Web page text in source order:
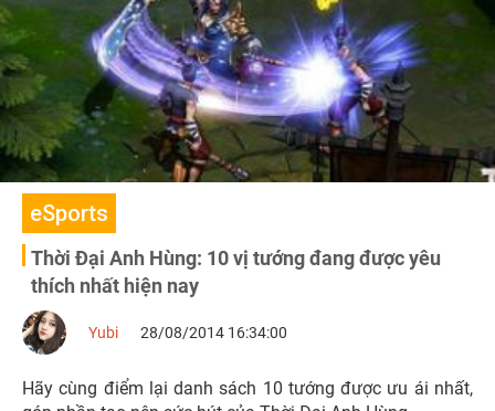
eSports
Thời Đại Anh Hùng: 10 vị tướng đang được yêu
thích nhất hiện nay
Yubi 28/08/2014 16:34:00
Hãy cùng điểm lại danh sách 10 tướng được ưu ái nhất,